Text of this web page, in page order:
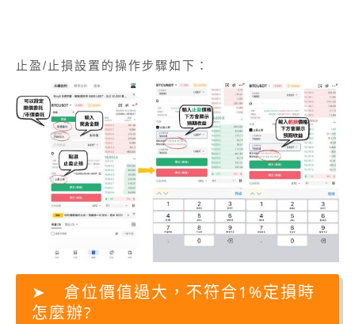
止盈/止損設置的操作步驟如下：
倉位價值過大，不符合1%定損時
怎麼辦?